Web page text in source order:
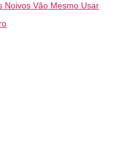
Noivos Vão Mesmo Usar